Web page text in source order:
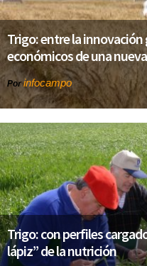
Trigo: entre la
económicos de una
Porinfocampo
Trigo: con perfiles
lápiz” de la nutrición